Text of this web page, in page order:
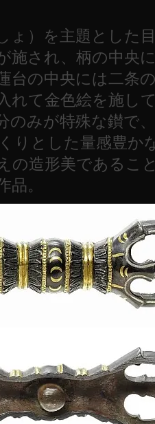
）を主題とした
施され、柄の中央
台の中央には二条の
れて金色絵を施して
のみが特殊な鑚で
りとした量感豊か
の造形美であるこ
品。